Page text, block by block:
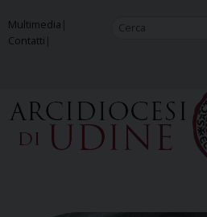
to
content
Multimedia
Contatti